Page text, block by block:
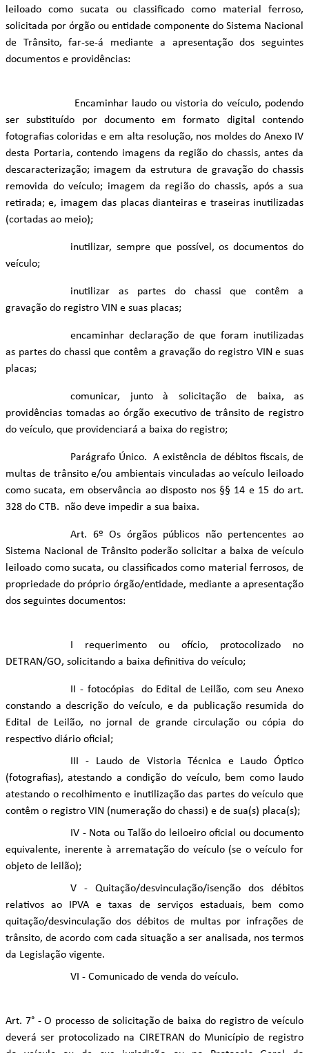
leiloado como sucata ou classificado como material ferroso,
solicitada por órgão ou entidade componente do Sistema Nacional
de Trânsito, far-se-á mediante a apresentação dos seguintes
documentos e providências:
Encaminhar laudo ou vistoria do veículo, podendo
ser substituído por documento em formato digital contendo
fotografias coloridas e em alta resolução, nos moldes do Anexo IV
desta Portaria, contendo imagens da região do chassis, antes da
descaracterização; imagem da estrutura de gravação do chassis
removida do veículo; imagem da região do chassis, após a sua
retirada; e, imagem das placas dianteiras e traseiras inutilizadas
(cortadas ao meio);
inutilizar, sempre que possível, os documentos do
veículo;
inutilizar as partes do chassi que contêm a
gravação do registro VIN e suas placas;
encaminhar declaração de que foram inutilizadas
as partes do chassi que contêm a gravação do registro VIN e suas
placas;
comunicar, junto à solicitação de baixa, as
providências tomadas ao órgão executivo de trânsito de registro
do veículo, que providenciará a baixa do registro;
Parágrafo Único. A existência de débitos fiscais, de
multas de trânsito e/ou ambientais vinculadas ao veículo leiloado
como sucata, em observância ao disposto nos §§ 14 e 15 do art.
328 do CTB. não deve impedir a sua baixa.
Art. 6º Os órgãos públicos não pertencentes ao
Sistema Nacional de Trânsito poderão solicitar a baixa de veículo
leiloado como sucata, ou classificados como material ferrosos, de
propriedade do próprio órgão/entidade, mediante a apresentação
dos seguintes documentos:
I requerimento ou ofício, protocolizado no
DETRAN/GO, solicitando a baixa definitiva do veículo;
II - fotocópias do Edital de Leilão, com seu Anexo
constando a descrição do veículo, e da publicação resumida do
Edital de Leilão, no jornal de grande circulação ou cópia do
respectivo diário oficial;
III - Laudo de Vistoria Técnica e Laudo Óptico
(fotografias), atestando a condição do veículo, bem como laudo
atestando o recolhimento e inutilização das partes do veículo que
contêm o registro VIN (numeração do chassi) e de sua(s) placa(s);
IV - Nota ou Talão do leiloeiro oficial ou documento
equivalente, inerente à arrematação do veículo (se o veículo for
objeto de leilão);
V - Quitação/desvinculação/isenção dos débitos
relativos ao IPVA e taxas de serviços estaduais, bem como
quitação/desvinculação dos débitos de multas por infrações de
trânsito, de acordo com cada situação a ser analisada, nos termos
da Legislação vigente.
VI - Comunicado de venda do veículo.
Art. 7° - O processo de solicitação de baixa do registro de veículo
deverá ser protocolizado na CIRETRAN do Município de registro